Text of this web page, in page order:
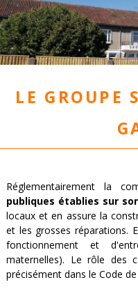
Le groupe
Réglementairement la
publiques établies sur
locaux et en assure la
et les grosses réparations.
fonctionnement et
maternelles). Le rôle des
précisément dans le Code de